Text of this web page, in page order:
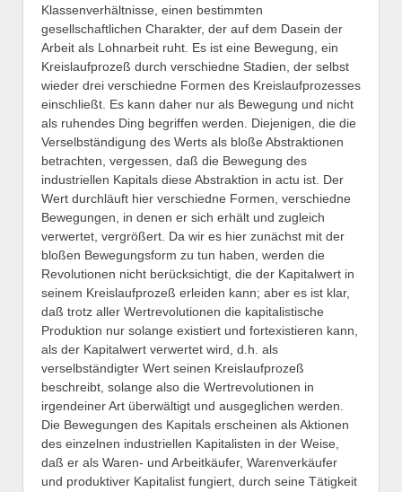
Klassenverhältnisse, einen bestimmten
gesellschaftlichen Charakter, der auf dem Dasein der
Arbeit als Lohnarbeit ruht. Es ist eine Bewegung, ein
Kreislaufprozeß durch verschiedne Stadien, der selbst
wieder drei verschiedne Formen des Kreislaufprozesses
einschließt. Es kann daher nur als Bewegung und nicht
als ruhendes Ding begriffen werden. Diejenigen, die die
Verselbständigung des Werts als bloße Abstraktionen
betrachten, vergessen, daß die Bewegung des
industriellen Kapitals diese Abstraktion in actu ist. Der
Wert durchläuft hier verschiedne Formen, verschiedne
Bewegungen, in denen er sich erhält und zugleich
verwertet, vergrößert. Da wir es hier zunächst mit der
bloßen Bewegungsform zu tun haben, werden die
Revolutionen nicht berücksichtigt, die der Kapitalwert in
seinem Kreislaufprozeß erleiden kann; aber es ist klar,
daß trotz aller Wertrevolutionen die kapitalistische
Produktion nur solange existiert und fortexistieren kann,
als der Kapitalwert verwertet wird, d.h. als
verselbständigter Wert seinen Kreislaufprozeß
beschreibt, solange also die Wertrevolutionen in
irgendeiner Art überwältigt und ausgeglichen werden.
Die Bewegungen des Kapitals erscheinen als Aktionen
des einzelnen industriellen Kapitalisten in der Weise,
daß er als Waren- und Arbeitkäufer, Warenverkäufer
und produktiver Kapitalist fungiert, durch seine Tätigkeit